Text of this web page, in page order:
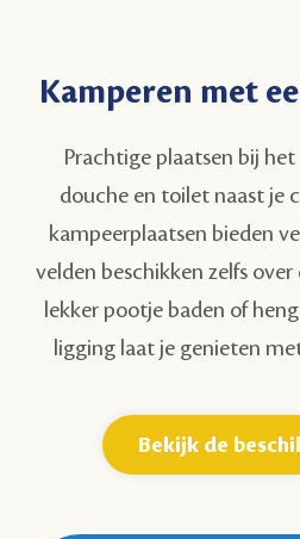
Kamperen met
Prachtige plaatsen bij
douche en toilet naast je
kampeerplaatsen bieden
velden beschikken zelfs over
lekker pootje baden of
ligging laat je genieten
Bekijk de